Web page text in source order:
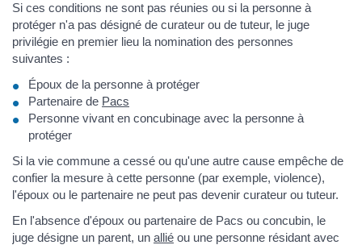
Si ces conditions ne sont pas réunies ou si la personne à
protéger n'a pas désigné de curateur ou de tuteur, le juge
privilégie en premier lieu la nomination des personnes
suivantes :
Époux de la personne à protéger
Partenaire de Pacs
Personne vivant en concubinage avec la personne à
protéger
Si la vie commune a cessé ou qu'une autre cause empêche de
confier la mesure à cette personne (par exemple, violence),
l'époux ou le partenaire ne peut pas devenir curateur ou tuteur.
En l'absence d'époux ou partenaire de Pacs ou concubin, le
juge désigne un parent, un allié ou une personne résidant avec